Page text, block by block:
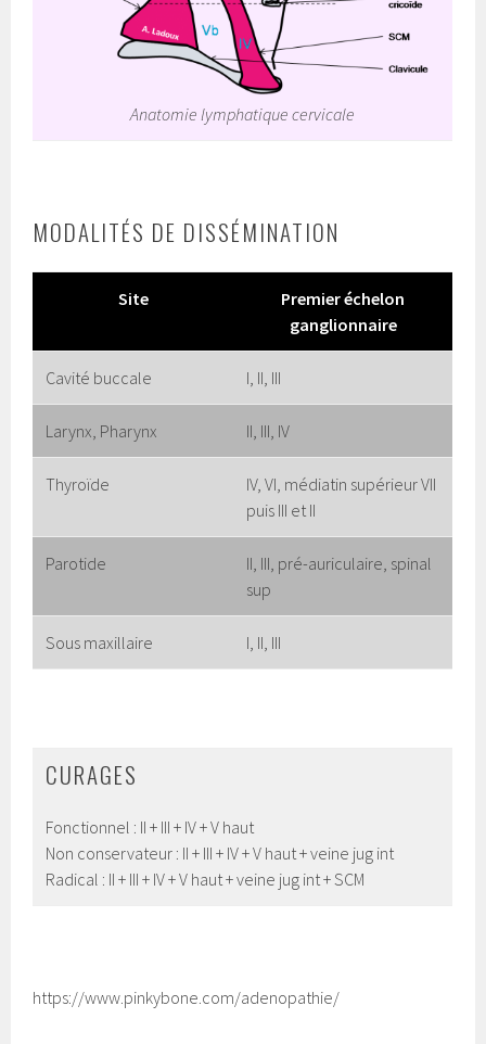
Anatomie lymphatique cervicale
MODALITÉS DE DISSÉMINATION
Site
Premier échelon
ganglionnaire
Cavité buccale I, II, III
Larynx, Pharynx II, III, IV
Thyroïde
IV, VI, médiatin supérieur VII
puis III et II
Parotide
II, III, pré-auriculaire, spinal
sup
Sous maxillaire I, II, III
CURAGES
Fonctionnel : II + III + IV + V haut
Non conservateur : II + III + IV + V haut + veine jug int
Radical : II + III + IV + V haut + veine jug int + SCM
https://www.pinkybone.com/adenopathie/